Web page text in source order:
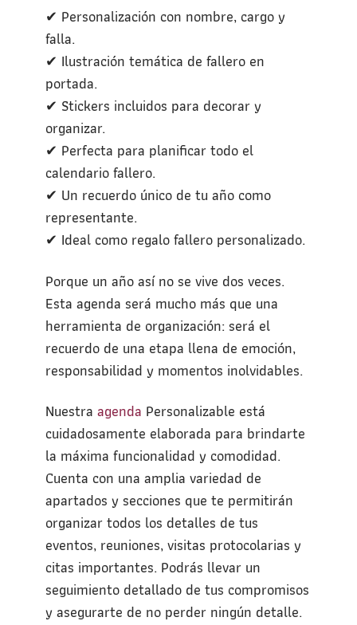
✔ Personalización con nombre, cargo y
falla.
✔ Ilustración temática de fallero en
portada.
✔ Stickers incluidos para decorar y
organizar.
✔ Perfecta para planificar todo el
calendario fallero.
✔ Un recuerdo único de tu año como
representante.
✔ Ideal como regalo fallero personalizado.
Porque un año así no se vive dos veces.
Esta agenda será mucho más que una
herramienta de organización: será el
recuerdo de una etapa llena de emoción,
responsabilidad y momentos inolvidables.
Nuestra agenda Personalizable está
cuidadosamente elaborada para brindarte
la máxima funcionalidad y comodidad.
Cuenta con una amplia variedad de
apartados y secciones que te permitirán
organizar todos los detalles de tus
eventos, reuniones, visitas protocolarias y
citas importantes. Podrás llevar un
seguimiento detallado de tus compromisos
y asegurarte de no perder ningún detalle.